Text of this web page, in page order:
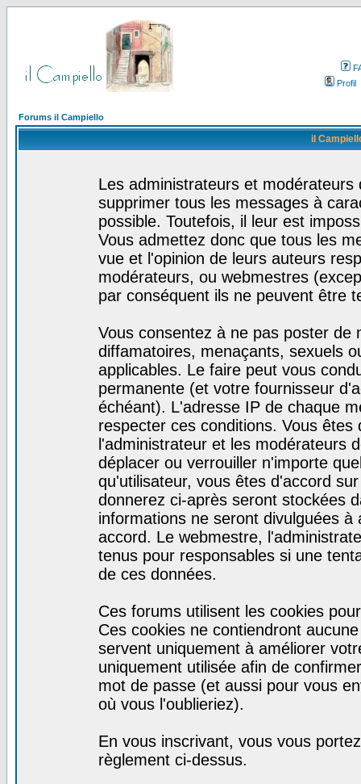
Profil
Forums il Campiello
il
Les administrateurs et
supprimer tous les messages à
possible. Toutefois, il leur est
Vous admettez donc que tous les
vue et l'opinion de leurs auteurs
modérateurs, ou webmestres
par conséquent ils ne peuvent être
Vous consentez à ne pas poster de
diffamatoires, menaçants, sexuels
applicables. Le faire peut vous
permanente (et votre fournisseur
échéant). L'adresse IP de chaque
respecter ces conditions. Vous
l'administrateur et les modérateurs
déplacer ou verrouiller n'importe
qu'utilisateur, vous êtes d'accord
donnerez ci-après seront stockées
informations ne seront divulguées
accord. Le webmestre,
tenus pour responsables si une
de ces données.
Ces forums utilisent les cookies
Ces cookies ne contiendront
servent uniquement à améliorer
uniquement utilisée afin de
mot de passe (et aussi pour vous
où vous l'oublieriez).
En vous inscrivant, vous vous
règlement ci-dessus.